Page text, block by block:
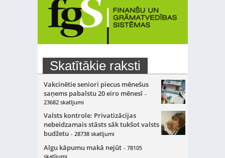
Skatītākie raksti
Vakcinētie seniori piecus mēnešus
saņems pabalstu 20 eiro mēnesī -
23682 skatījumi
Valsts kontrole: Privatizācijas
nebeidzamais stāsts sāk tukšot valsts
budžetu - 28738 skatījumi
Algu kāpumu makā nejūt - 78105
skatījumi